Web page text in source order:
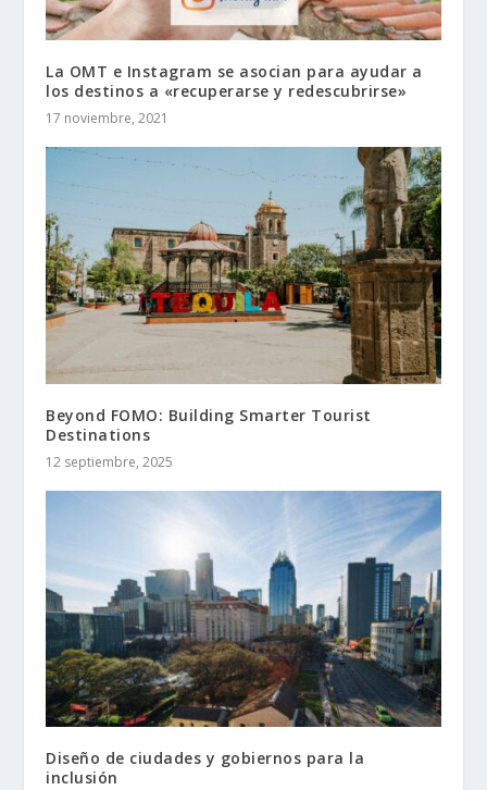
La OMT e Instagram se asocian para ayudar a
los destinos a «recuperarse y redescubrirse»
17 noviembre, 2021
Beyond FOMO: Building Smarter Tourist
Destinations
12 septiembre, 2025
Diseño de ciudades y gobiernos para la
inclusión